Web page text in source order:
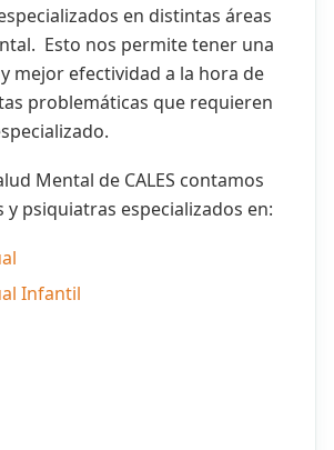
en distintas áreas
Esto nos permite tener una
mejor efectividad a la hora de
problemáticas que requieren
Mental de CALES contamos
y psiquiatras especializados en:
Infantil